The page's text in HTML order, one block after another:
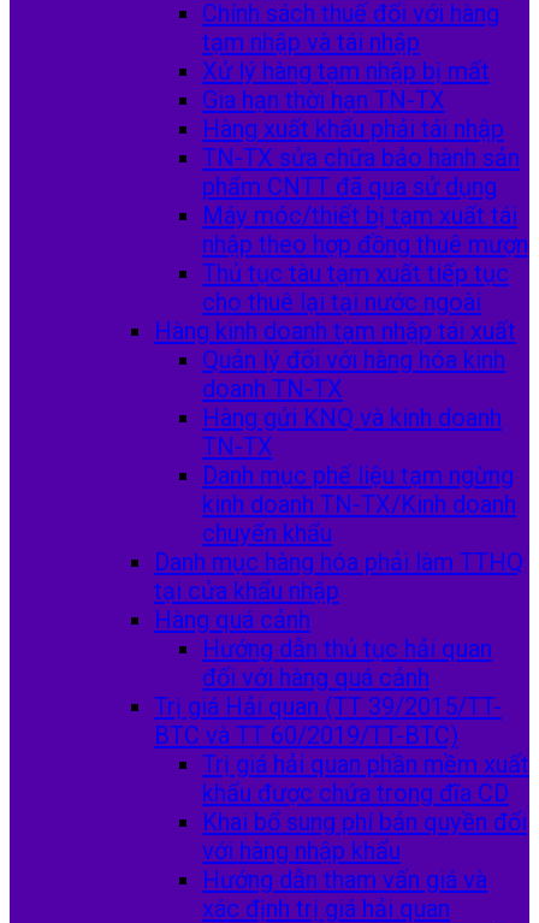
Chính sách thuế đối với hàng
tạm nhập và tái nhập
Xử lý hàng tạm nhập bị mất
Gia hạn thời hạn TN-TX
Hàng xuất khẩu phải tái nhập
TN-TX sửa chữa bảo hành sản
phẩm CNTT đã qua sử dụng
Máy móc/thiết bị tạm xuất tái
nhập theo hợp đồng thuê mượn
Thủ tục tàu tạm xuất tiếp tục
cho thuê lại tại nước ngoài
Hàng kinh doanh tạm nhập tái xuất
Quản lý đối với hàng hóa kinh
doanh TN-TX
Hàng gửi KNQ và kinh doanh
TN-TX
Danh mục phế liệu tạm ngừng
kinh doanh TN-TX/Kinh doanh
chuyển khẩu
Danh mục hàng hóa phải làm TTHQ
tại cửa khẩu nhập
Hàng quá cảnh
Hướng dẫn thủ tục hải quan
đối với hàng quá cảnh
Trị giá Hải quan (TT 39/2015/TT-
BTC và TT 60/2019/TT-BTC)
Trị giá hải quan phần mềm xuất
khẩu được chứa trong đĩa CD
Khai bổ sung phí bản quyền đối
với hàng nhập khẩu
Hướng dẫn tham vấn giá và
xác định trị giá hải quan